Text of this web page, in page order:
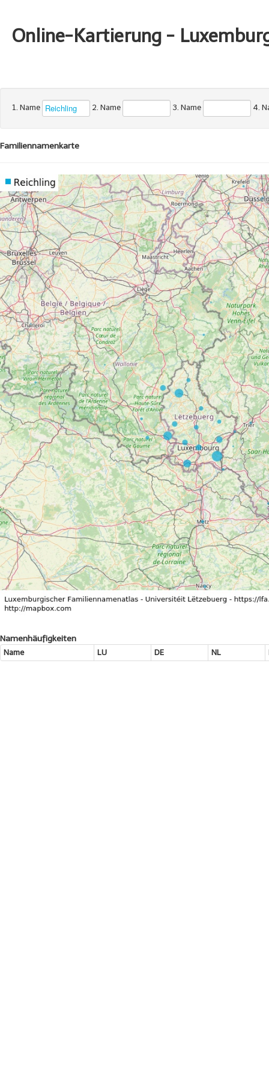
Online-Kartierung -
1. Name 2. Name 3. Name 4.
Familiennamenkarte
Namenhäufigkeiten
Name LU DE NL